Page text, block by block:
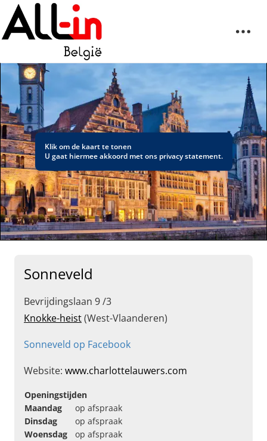
Klik om de kaart te tonen
U gaat hiermee akkoord met ons privacy statement.
Sonneveld
Bevrijdingslaan 9 /3
Knokke-heist(West-Vlaanderen)
Sonneveld op Facebook
Website: www.charlottelauwers.com
Openingstijden
Maandag
op afspraak
Dinsdag
op afspraak
Woensdag
op afspraak